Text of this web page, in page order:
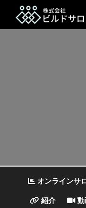
オンラインサ
紹介 動